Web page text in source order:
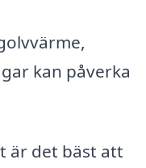
kan påverka
är det bäst att